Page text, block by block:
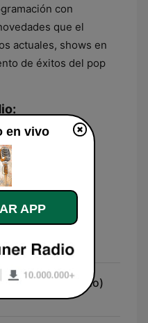
con
que el
actuales, shows en
de éxitos del pop
días
Buba Espinho)
en vivo
APP